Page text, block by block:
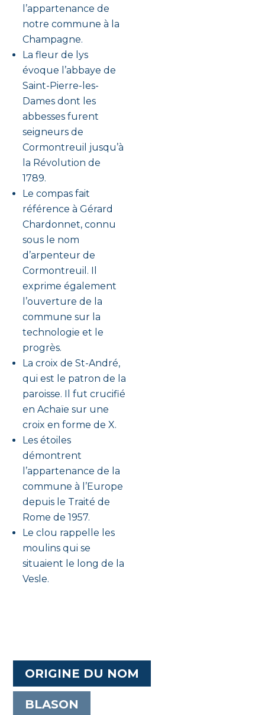
ORIGINE DU NOM
BLASON
l’appartenance de
notre commune à la
Champagne.
La fleur de lys
évoque l’abbaye de
Saint-Pierre-les-
Dames dont les
abbesses furent
seigneurs de
Cormontreuil jusqu’à
la Révolution de
1789.
Le compas fait
référence à Gérard
Chardonnet, connu
sous le nom
d’arpenteur de
Cormontreuil. Il
exprime également
l’ouverture de la
commune sur la
technologie et le
progrès.
La croix de St-André,
qui est le patron de la
paroisse. Il fut crucifié
en Achaïe sur une
croix en forme de X.
Les étoiles
démontrent
l’appartenance de la
commune à l’Europe
depuis le Traité de
Rome de 1957.
Le clou rappelle les
moulins qui se
situaient le long de la
Vesle.